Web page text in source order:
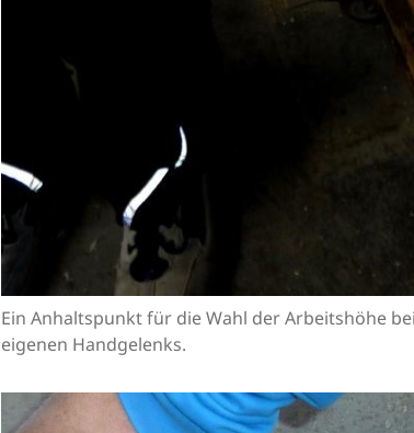
Ein Anhaltspunkt für die Wahl der Arbeitshöhe
eigenen Handgelenks.